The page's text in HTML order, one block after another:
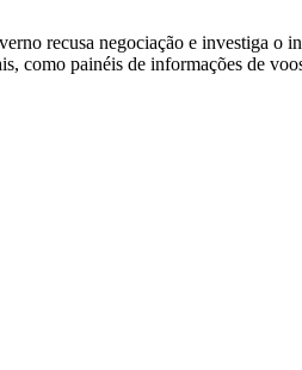
recusa negociação e investiga
como painéis de informações de